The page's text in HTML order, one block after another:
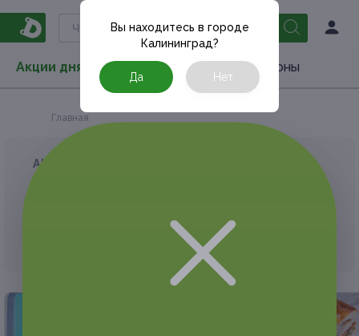
Акции дня Товары Туризм РестоКупоны
Вы находитесь в городе
Калининград?
Да Нет
Главная
АКЦИЯ, КОТОРУЮ ВЫ ИСКАЛИ, ЗАВЕРШЕНА.
Но у Frendi есть предложения, которые
могут вам понравиться!